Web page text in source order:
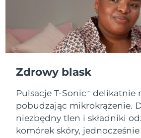
Zdrowy blask
Pulsacje T-SonicTM
delikatnie
pobudzając mikrokrążenie.
niezbędny tlen i składniki
komórek skóry,
Szwajcaria
Tajwan
Turcja